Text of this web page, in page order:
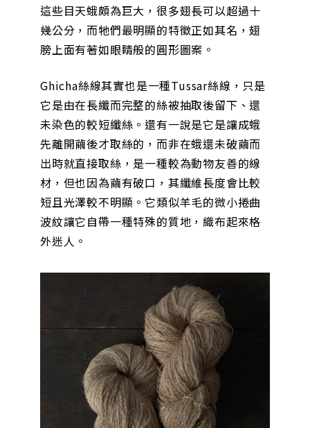
這些目天蛾頗為巨大，很多翅長可以超過十
幾公分，而牠們最明顯的特徵正如其名，翅
膀上面有著如眼睛般的圓形圖案。
Ghicha絲線其實也是一種Tussar絲線，只是
它是由在長纖而完整的絲被抽取後留下、還
未染色的較短纖絲。還有一說是它是讓成蛾
先離開繭後才取絲的，而非在蛾還未破繭而
出時就直接取絲，是一種較為動物友善的線
材，但也因為繭有破口，其纖維長度會比較
短且光澤較不明顯。它類似羊毛的微小捲曲
波紋讓它自帶一種特殊的質地，織布起來格
外迷人。